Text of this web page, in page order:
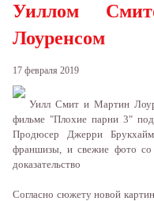
Уиллом
Лоуренсом
17 февраля 2019
Уилл Смит и Мартин
фильме "Плохие парни 3"
Продюсер Джерри
франшизы, и свежие фото
доказательство
Согласно сюжету новой